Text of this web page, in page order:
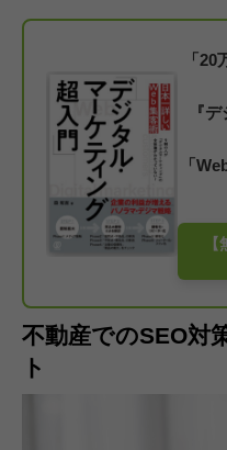
「
『
「
不動産でのSEO対
ト